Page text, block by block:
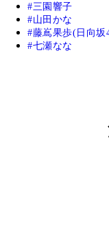
三園響子
山田かな
藤嶌果歩(日向坂
七瀬なな